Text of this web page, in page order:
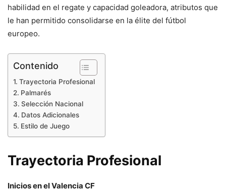
habilidad en el regate y capacidad goleadora, atributos que
le han permitido consolidarse en la élite del fútbol
europeo.
Contenido
Trayectoria Profesional
Palmarés
Selección Nacional
Datos Adicionales
Estilo de Juego
Trayectoria Profesional
Inicios en el Valencia CF